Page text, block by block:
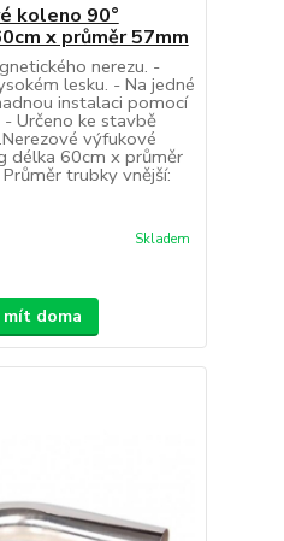
koleno 90°
x průměr 57mm
nerezu. -
lesku. - Na jedné
instalaci pomocí
Určeno ke stavbě
výfukové
délka 60cm x průměr
trubky vnější:
Skladem
doma